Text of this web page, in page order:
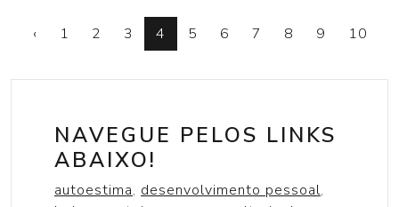
‹ 1 2 3 4 5 6 7 8 9 10
NAVEGUE PELOS LINKS
ABAIXO!
autoestima, desenvolvimento pessoal,